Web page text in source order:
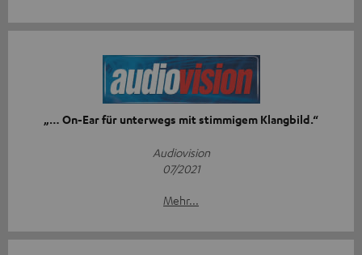
„… On-Ear für unterwegs mit stimmigem Klangbild.“
Audiovision
07/2021
Mehr...